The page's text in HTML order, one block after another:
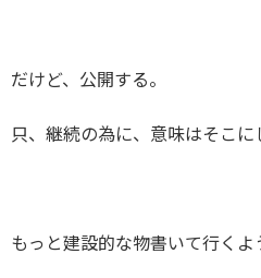
だけど、公開する。
只、継続の為に、意味はそこに
もっと建設的な物書いて行くよ